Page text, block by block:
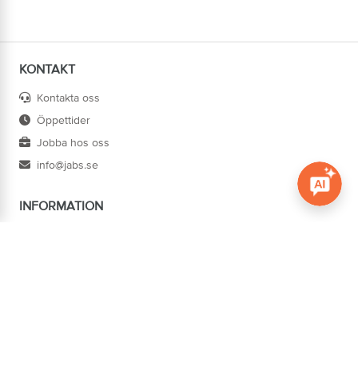
KONTAKT
Kontakta oss
Öppettider
Jobba hos oss
info@jabs.se
INFORMATION